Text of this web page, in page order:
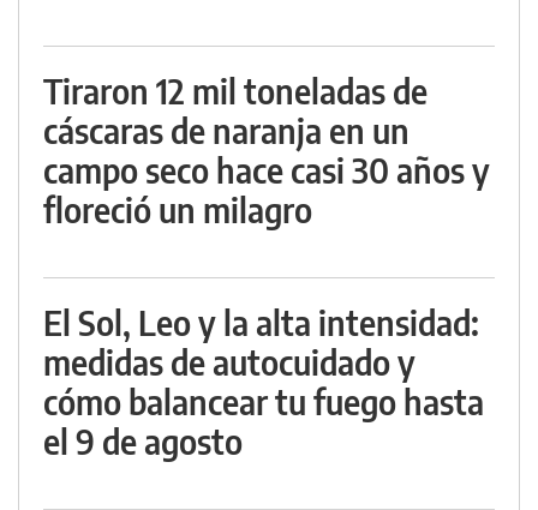
Tiraron 12 mil toneladas de
cáscaras de naranja en un
campo seco hace casi 30 años y
floreció un milagro
El Sol, Leo y la alta intensidad:
medidas de autocuidado y
cómo balancear tu fuego hasta
el 9 de agosto